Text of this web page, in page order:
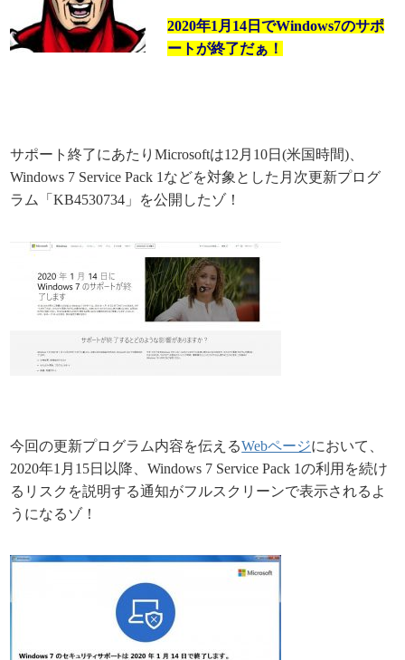
2020年1月14日でWindows7のサポ
ートが終了だぁ！
サポート終了にあたりMicrosoftは12月10日(米国時間)、
Windows 7 Service Pack 1などを対象とした月次更新プログ
ラム「KB4530734」を公開したゾ！
今回の更新プログラム内容を伝えるWebページにおいて、
2020年1月15日以降、Windows 7 Service Pack 1の利用を続け
るリスクを説明する通知がフルスクリーンで表示されるよ
うになるゾ！